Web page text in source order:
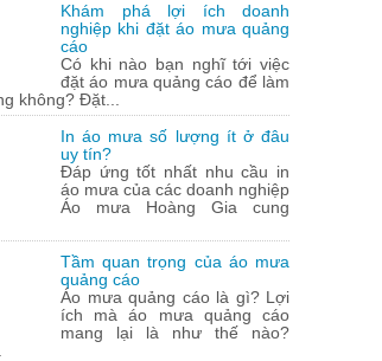
Khám phá lợi ích doanh
nghiệp khi đặt áo mưa quảng
cáo
Có khi nào bạn nghĩ tới việc
đặt áo mưa quảng cáo để làm
không? Đặt...
In áo mưa số lượng ít ở đâu
uy tín?
Đáp ứng tốt nhất nhu cầu in
áo mưa của các doanh nghiệp
Áo mưa Hoàng Gia cung
Tầm quan trọng của áo mưa
quảng cáo
Áo mưa quảng cáo là gì? Lợi
ích mà áo mưa quảng cáo
mang lại là như thế nào?